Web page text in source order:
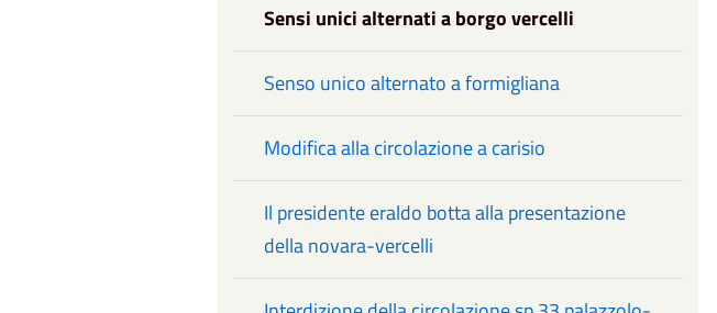
Sensi unici alternati a borgo vercelli
Senso unico alternato a formigliana
Modifica alla circolazione a carisio
Il presidente eraldo botta alla presentazione
della novara-vercelli